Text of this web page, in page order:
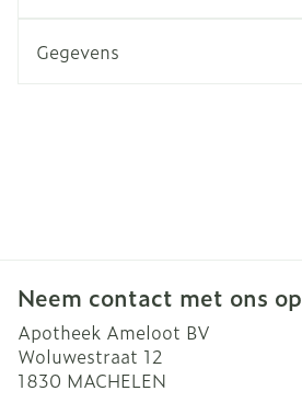
Gegevens
Neem contact met ons op
Apotheek Ameloot BV
Woluwestraat 12
1830 MACHELEN